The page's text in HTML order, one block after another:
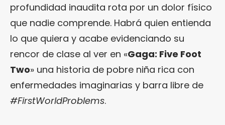
profundidad inaudita rota por un dolor físico
que nadie comprende. Habrá quien entienda
lo que quiera y acabe evidenciando su
rencor de clase al ver en «Gaga: Five Foot
Two» una historia de pobre niña rica con
enfermedades imaginarias y barra libre de
#FirstWorldProblems.